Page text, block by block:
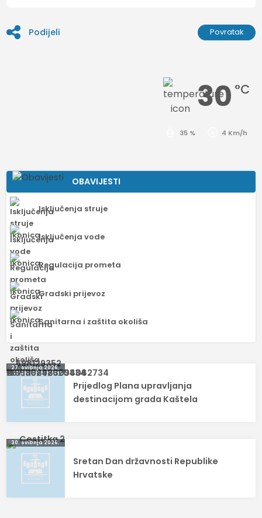
Podijeli Povratak
30 °C
35 % 4 Km/h
OBAVIJESTI
Isključenja struje
Isključenja vode
Regulacija prometa
Gradski prijevoz
Sanitarna i zaštita okoliša
Navigacija
objava
27. svibnja 2026.
Prijedlog Plana upravljanja
destinacijom grada Kaštela
30. svibnja 2026.
Sretan Dan državnosti Republike
Hrvatske